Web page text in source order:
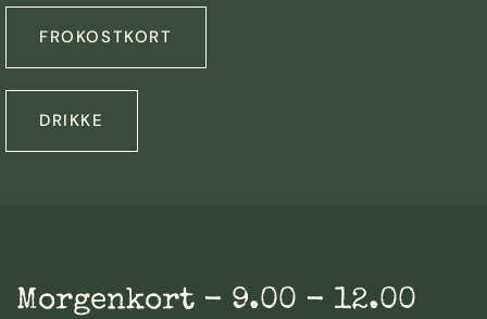
FROKOSTKORT
DRIKKE
Morgenkort - 9.00 - 12.00